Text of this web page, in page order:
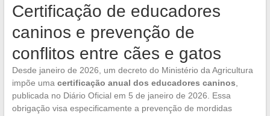
Certificação de educadores
caninos e prevenção de
conflitos entre cães e gatos
Desde janeiro de 2026, um decreto do Ministério da Agricultura
impõe uma certificação anual dos educadores caninos
publicada no Diário Oficial em 5 de janeiro de 2026. Essa
obrigação visa especificamente a prevenção de mordidas